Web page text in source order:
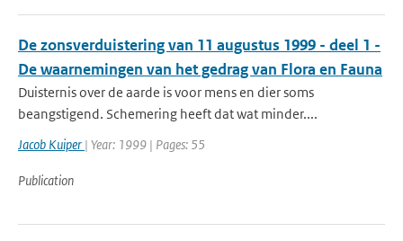
De zonsverduistering van 11 augustus 1999 - deel 1 -
De waarnemingen van het gedrag van Flora en Fauna
Duisternis over de aarde is voor mens en dier soms
beangstigend. Schemering heeft dat wat minder....
Jacob Kuiper | Year: 1999 | Pages: 55
Publication